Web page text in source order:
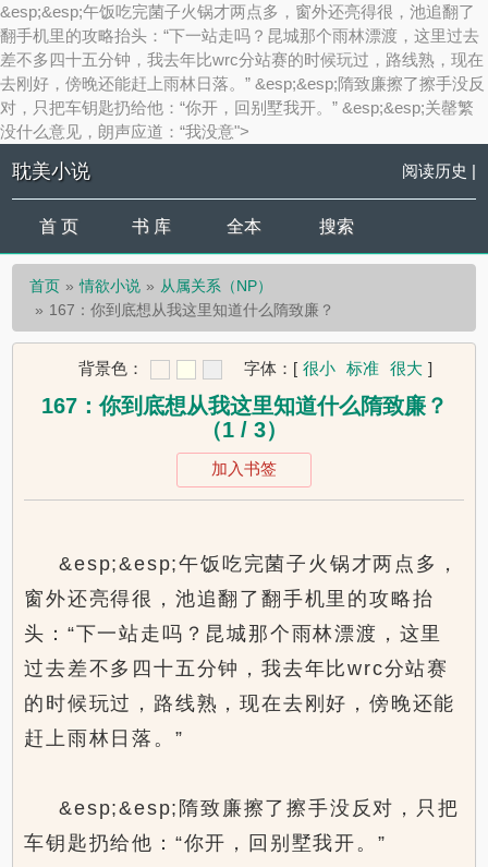
&esp;&esp;午饭吃完菌子火锅才两点多，窗外还亮得很，池追翻了
翻手机里的攻略抬头：“下一站走吗？昆城那个雨林漂渡，这里过去
差不多四十五分钟，我去年比wrc分站赛的时候玩过，路线熟，现在
去刚好，傍晚还能赶上雨林日落。” &esp;&esp;隋致廉擦了擦手没反
对，只把车钥匙扔给他：“你开，回别墅我开。” &esp;&esp;关罄繁
没什么意见，朗声应道：“我没意">
耽美小说 阅读历史 |
首 页 书 库 全本 搜索
首页 情欲小说
从属关系（NP）
167：你到底想从我这里知道什么隋致廉？
背景色： 字体： [ 很小 标准 很大 ]
167：你到底想从我这里知道什么隋致廉？
（1 / 3）
加入书签
&esp;&esp;午饭吃完菌子火锅才两点多，
窗外还亮得很，池追翻了翻手机里的攻略抬
头：“下一站走吗？昆城那个雨林漂渡，这里
过去差不多四十五分钟，我去年比wrc分站赛
的时候玩过，路线熟，现在去刚好，傍晚还能
赶上雨林日落。”
&esp;&esp;隋致廉擦了擦手没反对，只把
车钥匙扔给他：“你开，回别墅我开。”